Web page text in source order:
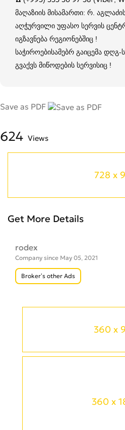
360 x
360 x
მაღაზიის მისამართი: რ.
აღჭურვილი უფასო სერვის
იგზავნება რეგიონებშიც !
საჭიროებისამებრ გაიცემა დღგ-
გვაქვს მიწოდების სერვისიც !
Save as PDF
624 Views
728 x
Get More Details
rodex
Company since May 05, 2021
Broker’s other Ads